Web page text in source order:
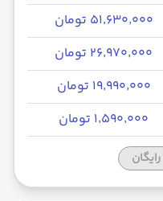
۵۱٬۶۳۰٬۰۰۰ تومان
۲۶٬۹۷۰٬۰۰۰ تومان
۱۹٬۹۹۰٬۰۰۰ تومان
۱٬۵۹۰٬۰۰۰ تومان